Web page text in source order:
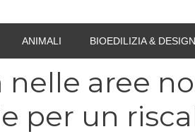
ANIMALI BIOEDILIZIA & DESIGN
aree
per un